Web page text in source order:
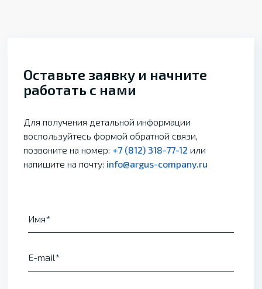
Оставьте заявку и начните
работать с нами
Для получения детальной информации
воспользуйтесь формой обратной связи,
позвоните на номер: +7 (812) 318-77-12 или
напишите на почту: info@argus-company.ru
Имя
E-mail